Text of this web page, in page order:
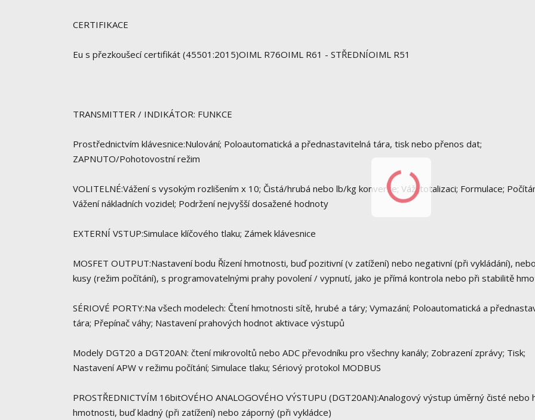
CERTIFIKACE
Eu s přezkoušecí certifikát (45501:2015)OIML R76OIML R61 - STŘEDNÍOIML R51
TRANSMITTER / INDIKÁTOR: FUNKCE
Prostřednictvím klávesnice:Nulování; Poloautomatická a přednastavitelná tára, tisk nebo přenos dat;
ZAPNUTO/Pohotovostní režim
VOLITELNÉ:Vážení s vysokým rozlišením x 10; Čistá/hrubá nebo lb/kg konverze; Váží totalizaci; Formulace;
Vážení nákladních vozidel; Podržení nejvyšší dosažené hodnoty
EXTERNÍ VSTUP:Simulace klíčového tlaku; Zámek klávesnice
MOSFET OUTPUT:Nastavení bodu Řízení hmotnosti, buď pozitivní (v zatížení) nebo negativní (při vykládání),
kusy (režim počítání), s programovatelnými prahy povolení / vypnutí, jako je přímá kontrola nebo při stabilitě
SÉRIOVÉ PORTY:Na všech modelech: Čtení hmotnosti sítě, hrubé a táry; Vymazání; Poloautomatická a
tára; Přepínač váhy; Nastavení prahových hodnot aktivace výstupů
Modely DGT20 a DGT20AN: čtení mikrovoltů nebo ADC převodníku pro všechny kanály; Zobrazení zprávy; Tisk;
Nastavení APW v režimu počítání; Simulace tlaku; Sériový protokol MODBUS
PROSTŘEDNICTVÍM 16bitOVÉHO ANALOGOVÉHO VÝSTUPU (DGT20AN):Analogový výstup úměrný čisté nebo
hmotnosti, buď kladný (při zatížení) nebo záporný (při vykládce)